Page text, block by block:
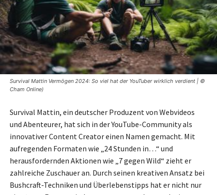
Survival Mattin Vermögen 2024: So viel hat der YouTuber wirklich verdient | ©
Cham Online)
Survival Mattin, ein deutscher Produzent von Webvideos
und Abenteurer, hat sich in der YouTube-Community als
innovativer Content Creator einen Namen gemacht. Mit
aufregenden Formaten wie „24 Stunden in…“ und
herausfordernden Aktionen wie „7 gegen Wild“ zieht er
zahlreiche Zuschauer an. Durch seinen kreativen Ansatz bei
Bushcraft-Techniken und Überlebenstipps hat er nicht nur